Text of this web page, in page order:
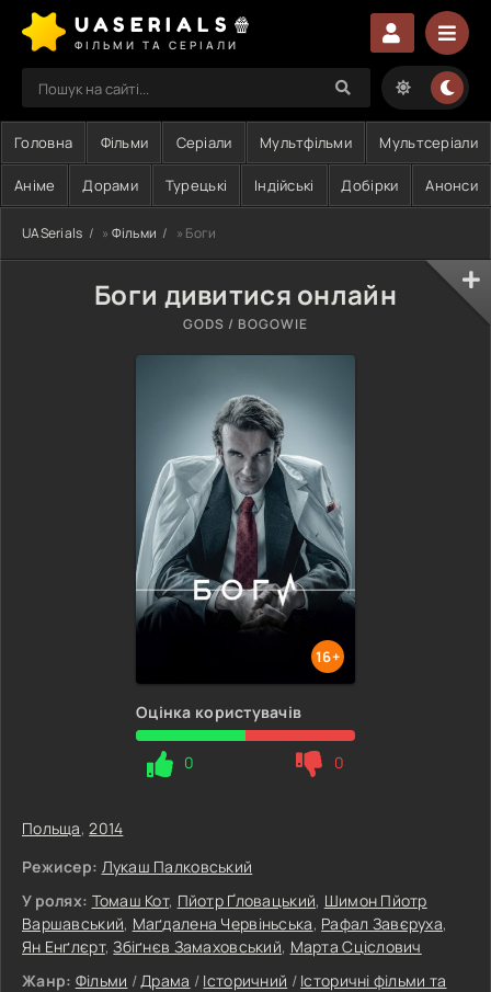
UASERIALS🍿
ФІЛЬМИ ТА СЕРІАЛИ
Головна Фільми Серіали Мультфільми Мультсеріали
Аніме Дорами Турецькі Індійські Добірки Анонси
UASerials » Фільми » Боги
Боги дивитися онлайн
GODS / BOGOWIE
16+
Оцінка користувачів
0 0
Польща,2014
Режисер: Лукаш Палковський
У ролях: Томаш Кот, Пйотр Ґловацький, Шимон Пйотр
Варшавський, Маґдалена Червіньська, Рафал Завєруха,
Ян Енґлєрт,Збіґнєв Замаховський, Марта Сціслович
Жанр: Фільми /Драма / Історичний / Історичні фільми та